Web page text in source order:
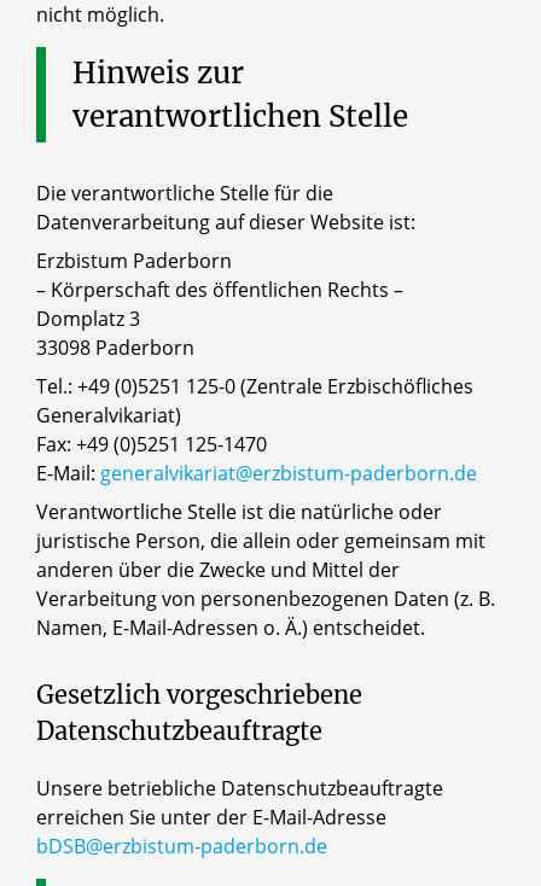
nicht möglich.
Hinweis zur
verantwortlichen Stelle
Die verantwortliche Stelle für die
Datenverarbeitung auf dieser Website ist:
Erzbistum Paderborn
– Körperschaft des öffentlichen Rechts –
Domplatz 3
33098 Paderborn
Tel.: +49 (0)5251 125-0 (Zentrale Erzbischöfliches
Generalvikariat)
Fax: +49 (0)5251 125-1470
E-Mail: generalvikariat@erzbistum-paderborn.de
Verantwortliche Stelle ist die natürliche oder
juristische Person, die allein oder gemeinsam mit
anderen über die Zwecke und Mittel der
Verarbeitung von personenbezogenen Daten (z. B.
Namen, E-Mail-Adressen o. Ä.) entscheidet.
Gesetzlich vorgeschriebene
Datenschutzbeauftragte
Unsere betriebliche Datenschutzbeauftragte
erreichen Sie unter der E-Mail-Adresse
bDSB@erzbistum-paderborn.de